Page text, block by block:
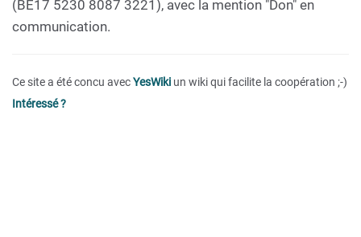
(BE17 5230 8087 3221), avec la mention "Don" en
communication.
Ce site a été concu avecYesWiki un wiki qui facilite la coopération ;-)
Intéressé ?